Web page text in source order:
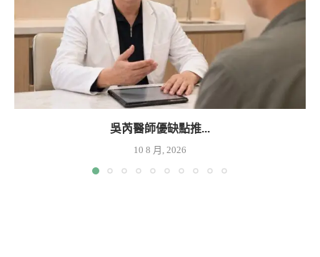
吳芮醫師優缺點推...
10 8 月, 2026